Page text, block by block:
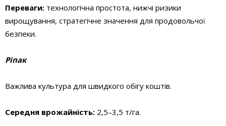
Переваги: технологічна простота, нижчі ризики
вирощування, стратегічне значення для продовольчої
безпеки.
Ріпак
Важлива культура для швидкого обігу коштів.
Середня врожайність: 2,5–3,5 т/га.